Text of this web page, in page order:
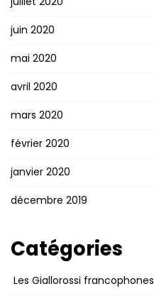
juin 2020
mai 2020
avril 2020
mars 2020
février 2020
janvier 2020
décembre 2019
Catégories
Les Giallorossi francophones